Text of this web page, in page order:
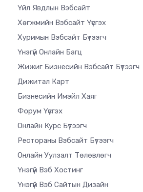
Үйл Явдлын Вэбсайт
Хөгжмийн Вэбсайт Үүсгэх
Хуримын Вэбсайт Бүтээгч
Үнэгүй Онлайн Багц
Жижиг Бизнесийн Вэбсайт Бүтээгч
Дижитал Карт
Бизнесийн Имэйл Хаяг
Форум Үүсгэх
Онлайн Курс Бүтээгч
Рестораны Вэбсайт Бүтээгч
Онлайн Уулзалт Төлөвлөгч
Үнэгүй Вэб Хостинг
Үнэгүй Вэб Сайтын Дизайн